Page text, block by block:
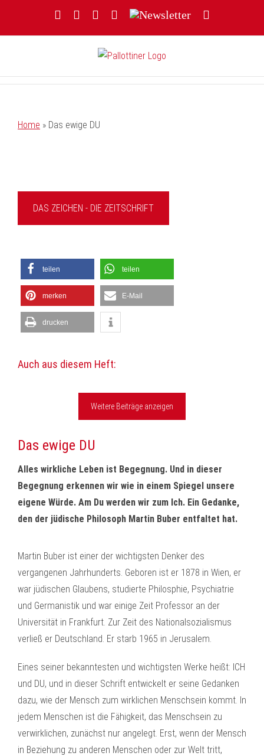
FacebookYouTubeInstagram
Threads
Newsletter
Home » Das ewige DU
DAS ZEICHEN - DIE ZEITSCHRIFT
teilen teilen
merken E-Mail
drucken
Auch aus diesem Heft:
Weitere Beiträge anzeigen
Das ewige DU
Alles wirkliche Leben ist Begegnung. Und in dieser
Begegnung erkennen wir wie in einem Spiegel unsere
eigene Würde. Am Du werden wir zum Ich. Ein Gedanke,
den der jüdische Philosoph Martin Buber entfaltet hat.
Martin Buber ist einer der wichtigsten Denker des
vergangenen Jahrhunderts. Geboren ist er 1878 in Wien, er
war jüdischen Glaubens, studierte Philosphie, Psychiatrie
und Germanistik und war einige Zeit Professor an der
Universität in Frankfurt. Zur Zeit des Nationalsozialismus
verließ er Deutschland. Er starb 1965 in Jerusalem.
Eines seiner bekanntesten und wichtigsten Werke heißt: ICH
und DU, und in dieser Schrift entwickelt er seine Gedanken
dazu, wie der Mensch zum wirklichen Menschsein kommt. In
jedem Menschen ist die Fähigkeit, das Menschsein zu
verwirklichen, zunächst nur angelegt. Erst, wenn der Mensch
in Beziehung zu anderen Menschen oder zur Welt tritt,